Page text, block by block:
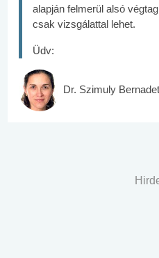
alapján felmerül alsó
csak vizsgálattal lehet.
Üdv:
Dr. Szimuly